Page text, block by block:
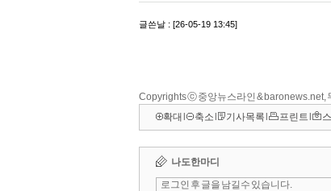
Copyrights ⓒ 중앙뉴스라인 & baronews.net,
확대
축소 기사목록 프린트